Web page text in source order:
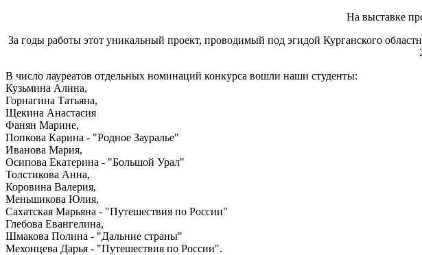
На выставке
За годы работы этот уникальный проект, проводимый под эгидой Курганского
В число лауреатов отдельных номинаций конкурса вошли наши студенты:
Кузьмина Алина,
Горнагина Татьяна,
Щекина Анастасия
Фанян Марине,
Попкова Карина - "Родное Зауралье"
Иванова Мария,
Осипова Екатерина - "Большой Урал"
Толстикова Анна,
Коровина Валерия,
Меньшикова Юлия,
Сахатская Марьяна - "Путешествия по России"
Глебова Евангелина,
Шмакова Полина - "Дальние страны"
Мехонцева Дарья - "Путешествия по России".